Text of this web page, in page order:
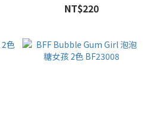
NT$220